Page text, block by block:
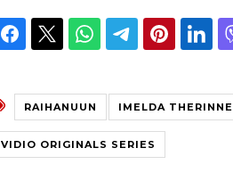
RAIHANUUN IMELDA THERINNE
VIDIO ORIGINALS SERIES